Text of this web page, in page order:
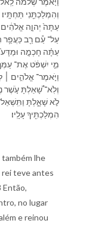
וְ⁠הִמְלַכְתַּ֖⁠נִי תַּחְתָּֽי⁠ו׃
עַל־ עַ֕ם רַ֖ב כַּ⁠עֲפַ֥ר
מִ֣י יִשְׁפֹּ֔ט אֶת־
וְ⁠לֹֽא־ שָׁ֠אַלְתָּ עֹ֣שֶׁר
לֹ֣א שָׁאָ֑לְתָּ
הִמְלַכְתִּ֖י⁠ךָ עָלָֽי⁠ו׃
lhe
rei teve antes
Então,
no lugar
e reinou